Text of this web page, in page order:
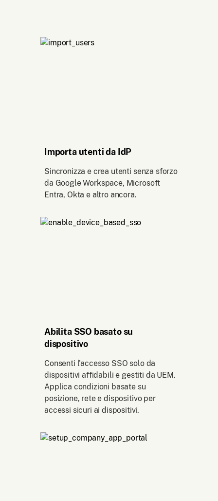
Importa utenti da IdP
Sincronizza e crea utenti senza sforzo
da Google Workspace, Microsoft
Entra, Okta e altro ancora.
Abilita SSO basato su
dispositivo
Consenti l'accesso SSO solo da
dispositivi affidabili e gestiti da UEM.
Applica condizioni basate su
posizione, rete e dispositivo per
accessi sicuri ai dispositivi.